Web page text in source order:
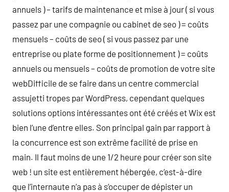
annuels ) – tarifs de maintenance et mise à jour ( si vous
passez par une compagnie ou cabinet de seo ) = coûts
mensuels – coûts de seo ( si vous passez par une
entreprise ou plate forme de positionnement ) = coûts
annuels ou mensuels – coûts de promotion de votre site
webDifficile de se faire dans un centre commercial
assujetti tropes par WordPress, cependant quelques
solutions options intéressantes ont été créés et Wix est
bien l’une d’entre elles. Son principal gain par rapport à
la concurrence est son extrême facilité de prise en
main. Il faut moins de une 1/2 heure pour créer son site
web ! un site est entièrement hébergée, c’est-à-dire
que l’internaute n’a pas à s’occuper de dépister un